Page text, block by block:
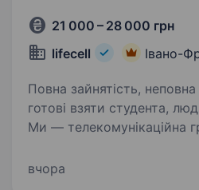
21 000 – 28 000 грн
lifecell
Івано-
Повна зайнятість,
готові взяти студента,
Ми — телекомунікаційна
фіксований зв’язок,
вчора